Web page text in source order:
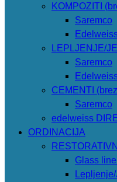
KOMPOZITI
Saremco
LEPLJENJE/
Saremco
CEMENTI
Saremco
edelweiss
ORDINACIJA
Glass